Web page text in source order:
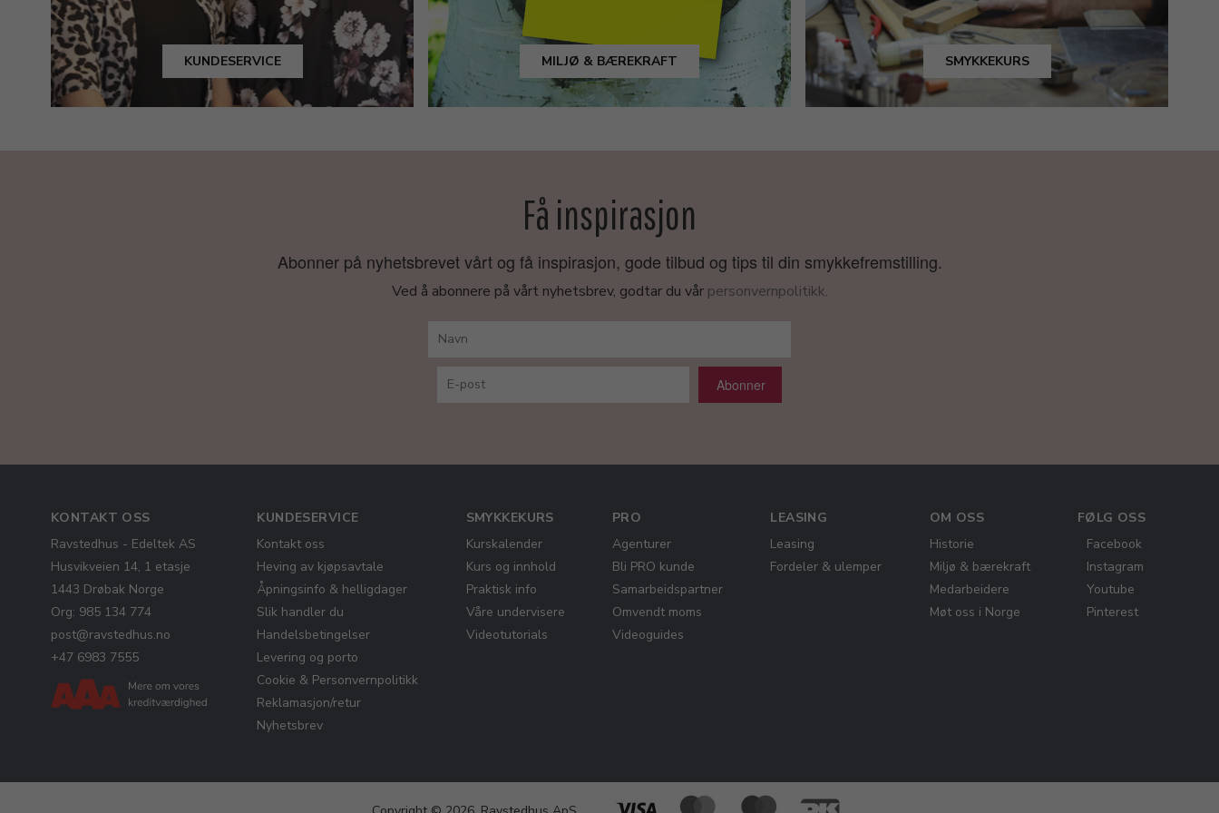
KUNDESERVICE MILJØ & BÆREKRAFT SMYKKEKURS
Få inspirasjon
Abonner på nyhetsbrevet vårt og få inspirasjon, gode tilbud og tips til din smykkefremstilling.
Ved å abonnere på vårt nyhetsbrev, godtar du vår personvernpolitikk.
Abonner
KONTAKT OSS
Ravstedhus - Edeltek AS
Husvikveien 14, 1 etasje
1443 Drøbak Norge
Org: 985 134 774
post@ravstedhus.no
+47 6983 7555
KUNDESERVICE
Kontakt oss
Heving av kjøpsavtale
Åpningsinfo & helligdager
Slik handler du
Handelsbetingelser
Levering og porto
Cookie & Personvernpolitikk
Reklamasjon/retur
Nyhetsbrev
SMYKKEKURS
Kurskalender
Kurs og innhold
Praktisk info
Våre undervisere
Videotutorials
PRO
Agenturer
Bli PRO kunde
Samarbeidspartner
Omvendt moms
Videoguides
LEASING
Leasing
Fordeler & ulemper
OM OSS
Historie
Miljø & bærekraft
Medarbeidere
Møt oss i Norge
FØLG OSS
Facebook
Instagram
Youtube
Pinterest